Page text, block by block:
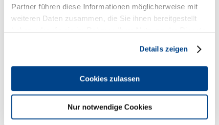
Partner führen diese Informationen möglicherweise mit
weiteren Daten zusammen, die Sie ihnen bereitgestellt
Details zeigen
Cookies zulassen
Nur notwendige Cookies
Kooperationspartner
Tourismusorganisationen
Bayern Tourismus Marketing GmbH
DEHOGA-Familie
Bundesverband
Fachverbände